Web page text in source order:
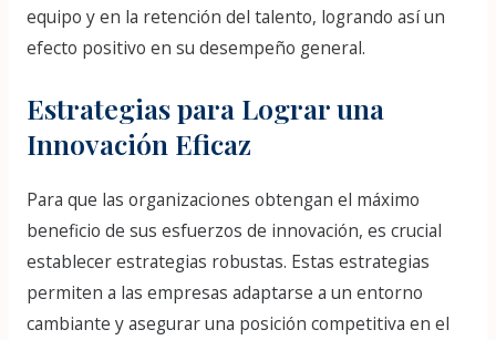
equipo y en la retención del talento, logrando así un
efecto positivo en su desempeño general.
Estrategias para Lograr una
Innovación Eficaz
Para que las organizaciones obtengan el máximo
beneficio de sus esfuerzos de innovación, es crucial
establecer estrategias robustas. Estas estrategias
permiten a las empresas adaptarse a un entorno
cambiante y asegurar una posición competitiva en el